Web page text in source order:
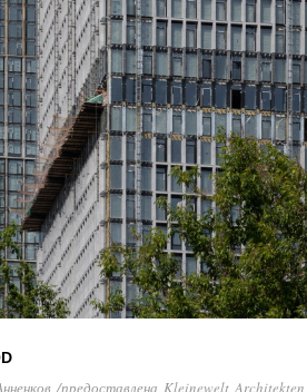
/предоставлена Kleinewelt Architekten